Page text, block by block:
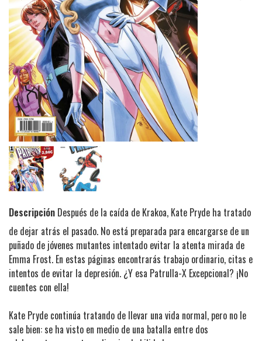
Descripción Después de la caída de Krakoa, Kate Pryde ha tratado
de dejar atrás el pasado. No está preparada para encargarse de un
puñado de jóvenes mutantes intentado evitar la atenta mirada de
Emma Frost. En estas páginas encontrarás trabajo ordinario, citas e
intentos de evitar la depresión. ¿Y esa Patrulla-X Excepcional? ¡No
cuentes con ella!
Kate Pryde continúa tratando de llevar una vida normal, pero no le
sale bien: se ha visto en medio de una batalla entre dos